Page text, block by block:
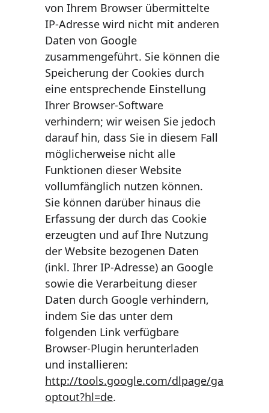
von Ihrem Browser übermittelte
IP-Adresse wird nicht mit anderen
Daten von Google
zusammengeführt. Sie können die
Speicherung der Cookies durch
eine entsprechende Einstellung
Ihrer Browser-Software
verhindern; wir weisen Sie jedoch
darauf hin, dass Sie in diesem Fall
möglicherweise nicht alle
Funktionen dieser Website
vollumfänglich nutzen können.
Sie können darüber hinaus die
Erfassung der durch das Cookie
erzeugten und auf Ihre Nutzung
der Website bezogenen Daten
(inkl. Ihrer IP-Adresse) an Google
sowie die Verarbeitung dieser
Daten durch Google verhindern,
indem Sie das unter dem
folgenden Link verfügbare
Browser-Plugin herunterladen
und installieren:
http://tools.google.com/dlpage/ga
optout?hl=de.